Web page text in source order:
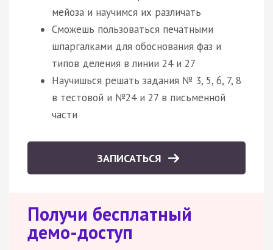
мейоза и научимся их различать
Сможешь пользоваться печатными
шпаргалками для обоснования фаз и
типов деления в линии 24 и 27
Научишься решать задания № 3, 5, 6, 7, 8
в тестовой и №24 и 27 в письменной
части
ЗАПИСАТЬСЯ
Получи бесплатный
демо-доступ